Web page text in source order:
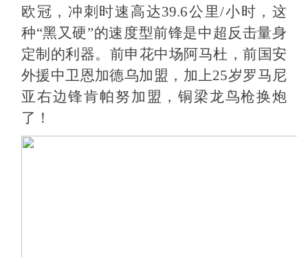
欧冠，冲刺时速高达39.6公里/小时，这
种“黑又硬”的速度型前锋是中超反击量身
定制的利器。前申花中场阿马杜，前国安
外援中卫恩加德乌加盟，加上25岁罗马尼
亚右边锋肯帕努加盟，铜梁龙鸟枪换炮
了！